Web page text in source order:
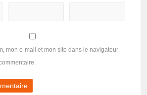
mon e-mail et mon site dans le navigateur